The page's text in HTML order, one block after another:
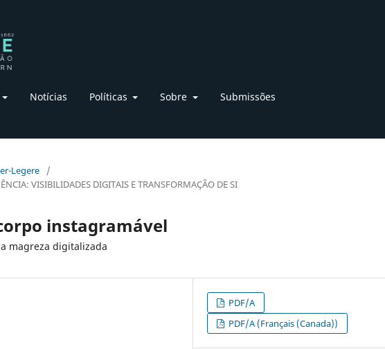
Notícias Políticas Sobre Submissões
Legere
/
VISIBILIDADES DIGITAIS E TRANSFORMAÇÃO DE SI
instagramável
magreza digitalizada
PDF/A
PDF/A (Français (Canada))